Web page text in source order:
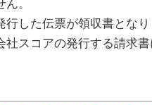
。
した伝票が領収書となり
スコアの発行する請求書